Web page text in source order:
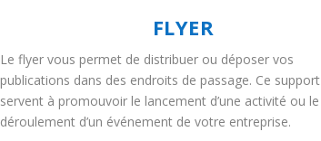
FLYER
Le flyer vous permet de distribuer ou déposer vos
publications dans des endroits de passage. Ce support
servent à promouvoir le lancement d’une activité ou le
déroulement d’un événement de votre entreprise.